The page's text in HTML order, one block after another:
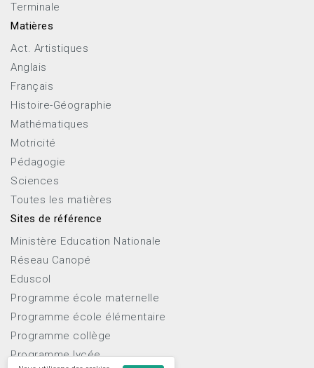
Terminale
Matières
Act. Artistiques
Anglais
Français
Histoire-Géographie
Mathématiques
Motricité
Pédagogie
Sciences
Toutes les matières
Sites de référence
Ministère Education Nationale
Réseau Canopé
Eduscol
Programme école maternelle
Programme école élémentaire
Programme collège
Programme lycée